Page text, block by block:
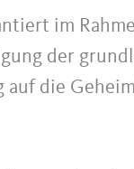
im
der
auf die